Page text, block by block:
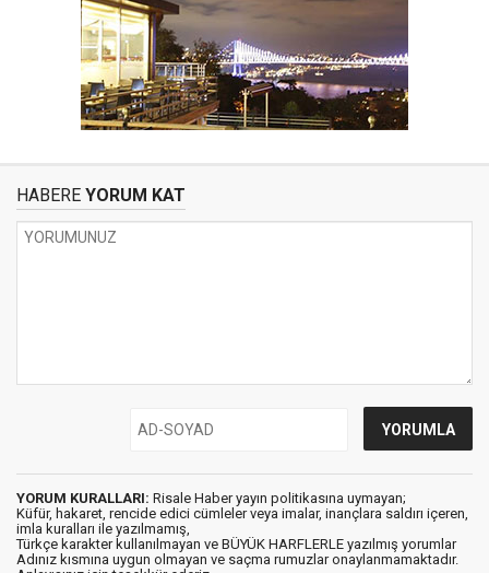
HABERE YORUM KAT
YORUM KURALLARI: Risale Haber yayın politikasına uymayan;
Küfür, hakaret, rencide edici cümleler veya imalar, inançlara saldırı içeren,
imla kuralları ile yazılmamış,
Türkçe karakter kullanılmayan ve BÜYÜK HARFLERLE yazılmış yorumlar
Adınız kısmına uygun olmayan ve saçma rumuzlar onaylanmamaktadır.